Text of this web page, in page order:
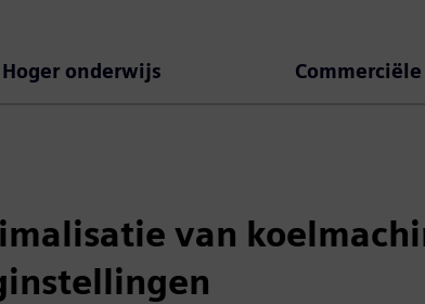
Hoger onderwijs
van